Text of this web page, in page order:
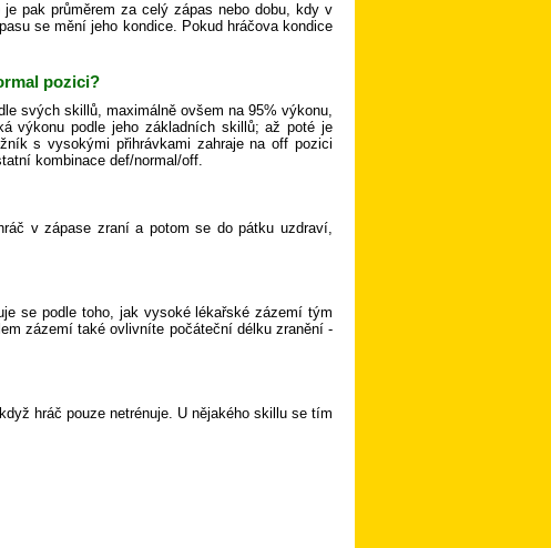
pak průměrem za celý zápas nebo dobu, kdy v
se mění jeho kondice. Pokud hráčova kondice
pozici?
svých skillů, maximálně ovšem na 95% výkonu,
výkonu podle jeho základních skillů; až poté je
s vysokými přihrávkami zahraje na off pozici
kombinace def/normal/off.
v zápase zraní a potom se do pátku uzdraví,
se podle toho, jak vysoké lékařské zázemí tým
zázemí také ovlivníte počáteční délku zranění -
hráč pouze netrénuje. U nějakého skillu se tím